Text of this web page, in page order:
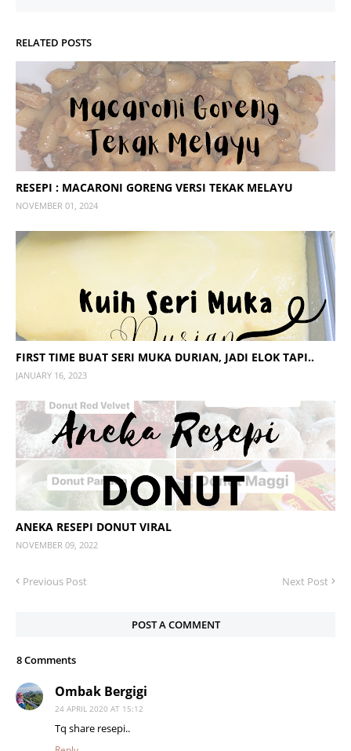
RELATED POSTS
RESEPI : MACARONI GORENG VERSI TEKAK MELAYU
NOVEMBER 01, 2024
FIRST TIME BUAT SERI MUKA DURIAN, JADI ELOK TAPI..
JANUARY 16, 2023
ANEKA RESEPI DONUT VIRAL
NOVEMBER 09, 2022
Previous Post Next Post
POST A COMMENT
8 Comments
Ombak Bergigi
24 APRIL 2020 AT 15:12
Tq share resepi..